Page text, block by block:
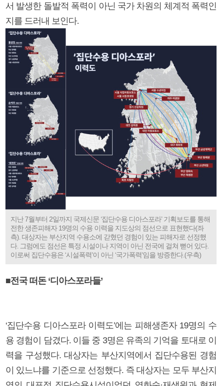
서 발생한 돌발적 폭력이 아닌 국가 차원의 체계적 폭력인
지를 드러내 보인다.
지난 7월부터 2일까지 국제신문 ‘집단수용 디아스포라’ 기획보도를 통해
전한 생존피해자 19명의 수용 이력을 지도상의 점선으로 표현했다(좌
측). 대상자는 부산지역 수용소에 갇혔던 경험이 있는 피해자로 선정했
다. 그럼에도 점선은 특정 시설이나 지역이 아닌 전국에 걸쳐 뻗어 있다.
이로써 집단수용은 ‘시설폭력’이 아닌 ‘국가폭력’임을 방증한다.(우측)
■전국 떠돈 ‘디아스포라들’
‘집단수용 디아스포라 이력도’에는 피해생존자 19명의 수
용 경험이 담겼다. 이들 중 3명은 유족의 기억을 토대로 이
력을 구성했다. 대상자는 부산지역에서 집단수용된 경험
이 있느냐를 기준으로 선정했다. 즉 대상자는 모두 부산지